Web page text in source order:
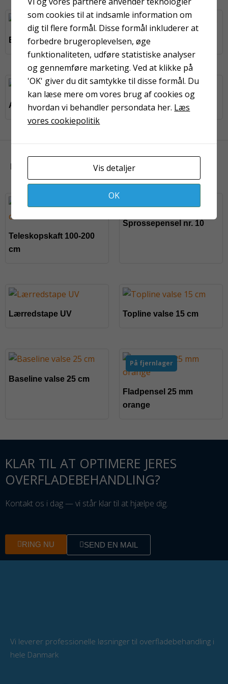
Baseline valse 18 cm Mesterline valse 10 cm
Advarselstape 50 mm Rullespand 12 liter
KUNDER HAR OGSÅ KIGGET PÅ
Teleskopskaft 100-200
cm
Sprossepensel nr. 10
Lærredstape UV Topline valse 15 cm
Baseline valse 25 cm
På fjernlager
Fladpensel 25 mm
orange
KLAR TIL AT OPTIMERE JERES
OVERFLADEBEHANDLING?
Kontakt os i dag — vi står klar til at hjælpe dig.
RING NU SEND EN MAIL
Vi leverer professionelle løsninger til overfladebehandling i
hele Danmark
som cookies til at indsamle information om
dig til flere formål. Disse formål inkluderer at
forbedre brugeroplevelsen, øge
funktionaliteten, udføre statistiske analyser
og gennemføre marketing. Ved at klikke på
'OK' giver du dit samtykke til disse formål. Du
kan læse mere om vores brug af cookies og
hvordan vi behandler persondata her. Læs
vores cookiepolitik
Vis detaljer
OK